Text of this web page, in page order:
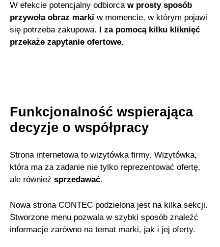
W efekcie potencjalny odbiorcaw prosty sposób
przywoła obraz marki w momencie, w którym pojawi
się potrzeba zakupowa. I za pomocą kilku kliknięć
przekaże zapytanie ofertowe.
Funkcjonalność wspierająca
decyzje o współpracy
Strona internetowa to wizytówka firmy. Wizytówka,
która ma za zadanie nie tylko reprezentować ofertę,
ale równieżsprzedawać.
Nowa strona CONTEC podzielona jest na kilka sekcji.
Stworzone menu pozwala w szybki sposób znaleźć
informacje zarówno na temat marki, jak i jej oferty.